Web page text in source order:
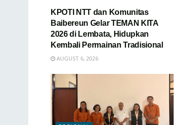
KPOTI NTT dan Komunitas
Baibereun Gelar TEMAN KITA
2026 di Lembata, Hidupkan
Kembali Permainan Tradisional
AUGUST 6, 2026